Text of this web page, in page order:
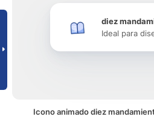
diez
Ideal para
Icono animado diez